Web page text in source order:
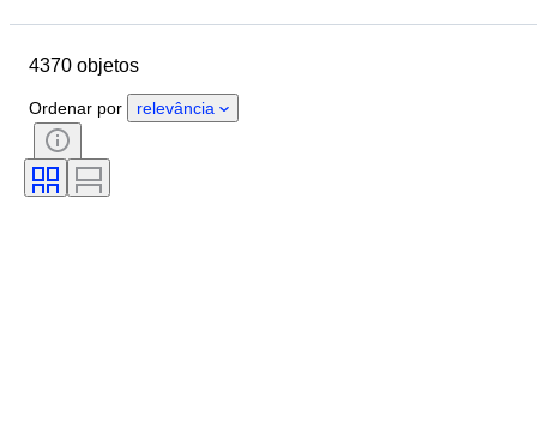
Género
Certificação
Técnica
Assinatura
Encadernação
Idioma
4370 objetos
Ordenar por relevância